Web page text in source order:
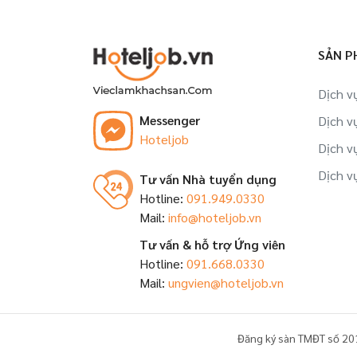
Việc làm Nhân viên tập sự tại Bà Rịa -
Vũng Tàu
Việc làm Đào tạo viên tại Bà Rịa - Vũng
Tàu
Việc làm Trợ lý, thư ký tại Bà Rịa - Vũng
Tàu
Việc làm Nhân viên tại Bà Rịa - Vũng
Tàu
Messenger
Hoteljob
Tư vấn Nhà tuyển dụng
Hotline: 091.949.0330
Mail: info@hoteljob.vn
Tư vấn & hỗ trợ Ứng viên
Hotline: 091.668.0330
Mail: ungvien@hoteljob.vn
SẢN
Dịch
Dịch
Dịch
Dịch
Đăng ký sàn TMĐT số